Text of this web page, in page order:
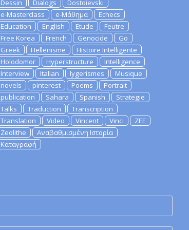
Dessin
Dialogs
Dostoievski
e-Masterclass
e-Μάθημα
Echecs
Education
English Etude
Feutre
Free Korea
French Genocide
Go
Greek
Hellenisme
Histoire Intelligente
Holodomor
Hyperstructure
Intelligence
Interview
Italian lygerismes
Musique
novels
pinterest Poems
Portrait
publication
Sahara Spanish
Strategie
Talks
Traduction
Transcription
Translation
Video Vincent Vinci
ZEE
Zeolithe
Αναβαθμισμένη Ιστορία
Καταγραφή